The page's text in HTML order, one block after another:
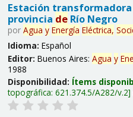
Estación
provincia deRío Negro
por Agua y Energía Eléctrica,
Idioma: Español
Editor: Buenos Aires: Agua y
1988
Disponibilidad: Ítems
topográfica: 621.374.5/A282/v.2